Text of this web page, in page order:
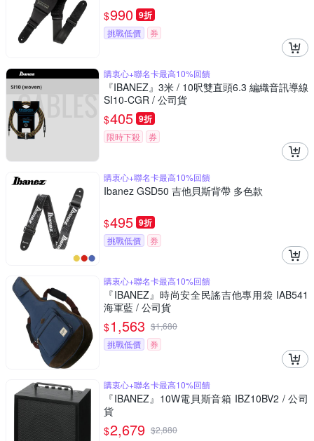
$990 9折
挑戰低價 券
購衷心+聯名卡最高10%回饋
『IBANEZ』3米 / 10呎雙直頭6.3 編織音訊導線
SI10-CGR / 公司貨
$405 9折
限時下殺 券
購衷心+聯名卡最高10%回饋
Ibanez GSD50 吉他貝斯背帶 多色款
$495 9折
挑戰低價 券
購衷心+聯名卡最高10%回饋
『IBANEZ』時尚安全民謠吉他專用袋 IAB541
海軍藍 / 公司貨
$1,563 $1,680
挑戰低價
券
購衷心+聯名卡最高10%回饋
『IBANEZ』10W電貝斯音箱 IBZ10BV2 / 公司
貨
$2,679 $2,880